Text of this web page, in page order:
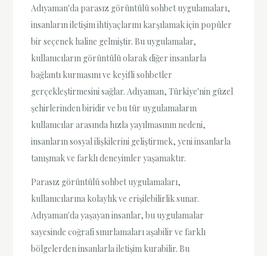
Adıyaman'da parasız görüntülü sohbet uygulamaları,
insanların iletişim ihtiyaçlarını karşılamak için popüler
bir seçenek haline gelmiştir. Bu uygulamalar,
kullanıcıların görüntülü olarak diğer insanlarla
bağlantı kurmasını ve keyifli sohbetler
gerçekleştirmesini sağlar. Adıyaman, Türkiye'nin güzel
şehirlerinden biridir ve bu tür uygulamaların
kullanıcılar arasında hızla yayılmasının nedeni,
insanların sosyal ilişkilerini geliştirmek, yeni insanlarla
tanışmak ve farklı deneyimler yaşamaktır.
Parasız görüntülü sohbet uygulamaları,
kullanıcılarına kolaylık ve erişilebilirlik sunar.
Adıyaman'da yaşayan insanlar, bu uygulamalar
sayesinde coğrafi sınırlamaları aşabilir ve farklı
bölgelerden insanlarla iletişim kurabilir. Bu